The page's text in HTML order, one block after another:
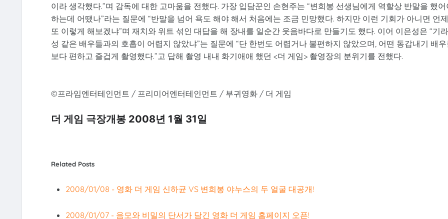
이라 생각했다.”며 감독에 대한 고마움을 전했다. 가장 입담꾼인 손현주는 “변희봉 선생님에게 역할상 반말을 했어
하는데 어땠나”라는 질문에 “반말을 넘어 욕도 해야 해서 처음에는 조금 민망했다. 하지만 이런 기회가 아니면 언제
또 이렇게 해보겠냐”며 재치와 위트 섞인 대답을 해 장내를 일순간 웃음바다로 만들기도 했다. 이어 이은성은 “기라
성 같은 배우들과의 호흡이 어렵지 않았냐”는 질문에 “단 한번도 어렵거나 불편하지 않았으며, 어떤 동갑내기 배우
보다 편하고 즐겁게 촬영했다.”고 답해 촬영 내내 화기애애 했던 <더 게임> 촬영장의 분위기를 전했다.
©프라임엔터테인먼트 / 프리미어엔터테인먼트 / 부귀영화 / 더 게임
더 게임 극장개봉 2008년 1월 31일
Related Posts
2008/01/08 - 영화 더 게임 신하균 VS 변희봉 야누스의 두 얼굴 대공개!
2008/01/07 - 음모와 비밀의 단서가 담긴 영화 더 게임 홈페이지 오픈!